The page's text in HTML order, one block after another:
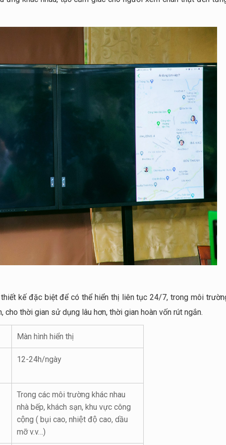
kế đặc biệt để có thể hiển thị liên tục 24/7, trong môi
thời gian sử dụng lâu hơn, thời gian hoàn vốn rút ngắn.
Màn hình hiển thị
12-24h/ngày
Trong các môi trường khác nhau
nhà bếp, khách sạn, khu vực công
cộng ( bụi cao, nhiệt độ cao, dầu
mỡ v.v…)